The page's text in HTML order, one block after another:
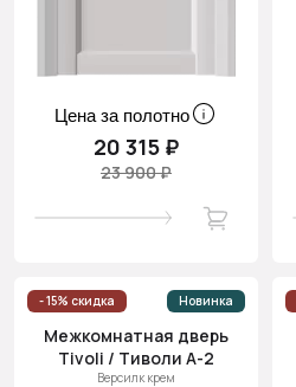
Цена за полотно
20 315 ₽
23 900 ₽
- 15% скидка Новинка
Межкомнатная дверь
Tivoli / Тиволи А-2
Версилк крем